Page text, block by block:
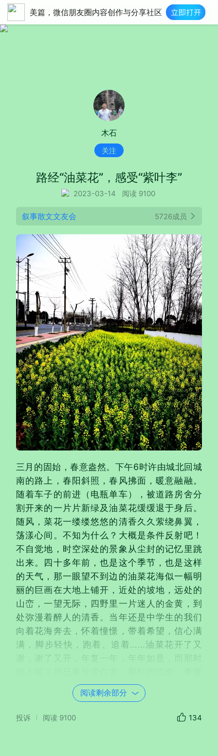
美篇，微信朋友圈内容创作与分享社区
木石
关注
路经“油菜花”，感受“紫叶李”
2023-03-14 阅读 9100
叙事散文文友会 5726成员
三月的固始，春意盎然。下午6时许由城北回城
南的路上，春阳斜照，春风拂面，暖意融融。
随着车子的前进（电瓶单车），被道路房舍分
割开来的一片片新绿及油菜花缓缓退于身后。
随风，菜花一缕缕悠悠的清香久久萦绕鼻翼，
荡漾心间。不知为什么？大概是条件反射吧！
不自觉地，时空深处的景象从尘封的记忆里跳
出来。四十多年前，也是这个季节，也是这样
的天气，那一眼望不到边的油菜花海似一幅明
丽的巨画在大地上铺开，近处的坡地，远处的
山峦，一望无际，四野里一片迷人的金黄，到
处弥漫着醉人的清香。当年还是中学生的我们
向着花海奔去，怀着憧憬，带着希望，信心满
满，脚步轻快，跑着、追着……油菜花开了又
谢，谢了又开，年复一年，年年如是，而那时
还在吗？是凐灭在了寻常的烟火岁月里？还是
一直扎根于永不言弃的坚韧处？
阅读剩余部分
投诉 阅读 9100 134